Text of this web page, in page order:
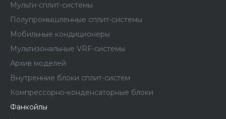
Мульти-сплит-системы
Полупромышленные сплит-системы
Мобильные кондиционеры
Мультизональные VRF-системы
Архив моделей
Внутренние блоки сплит-систем
Компрессорно-конденсаторные блоки
Фанкойлы